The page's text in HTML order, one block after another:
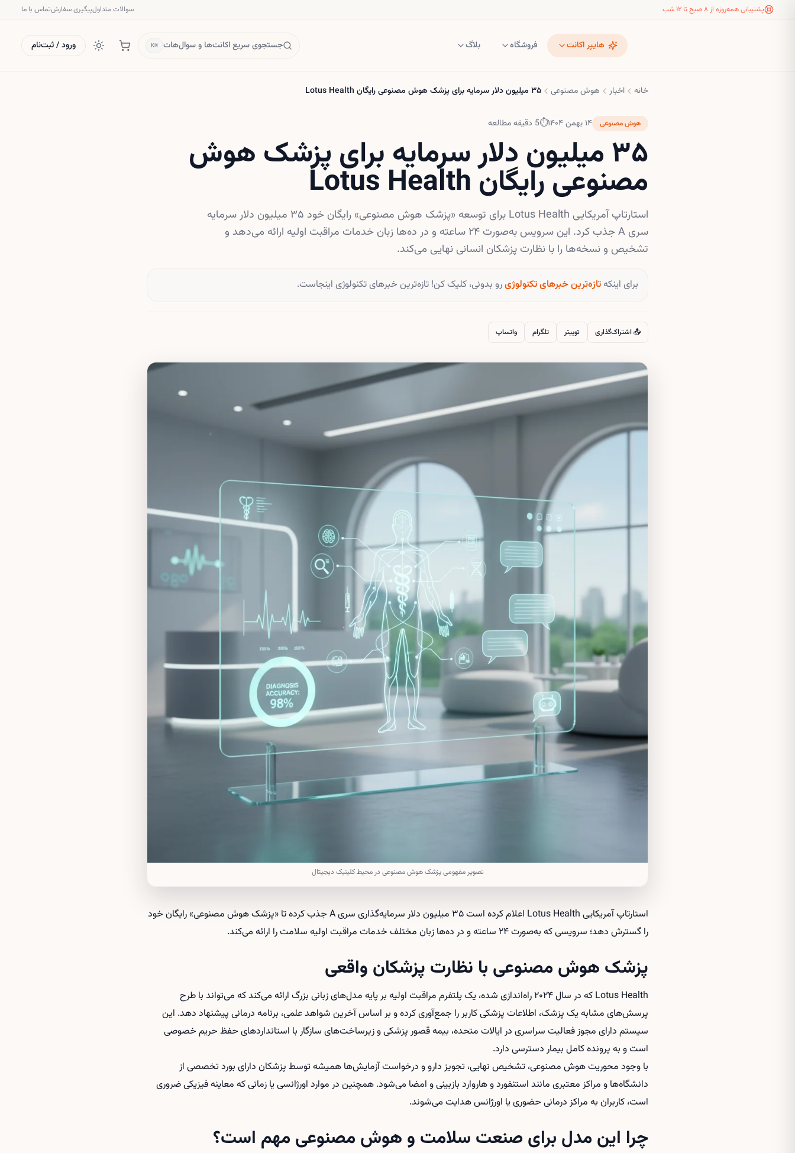
پشتیبانی همه‌روزه از ۸ صبح تا ۱۲ شب سوالات متداولپیگیری سفارشتماس با ما
هایپر اکانت فروشگاه بلاگ جستجوی سریع اکانت‌ها و سوال‌هات ⌘K ورود / ثبت‌نام
خانه اخبار هوش مصنوعی ۳۵ میلیون دلار سرمایه‌ برای پزشک هوش مصنوعی رایگان Lotus Health
هوش مصنوعی ۱۴ بهمن ۱۴۰۴ ⏱
5 دقیقه مطالعه
۳۵ میلیون دلار سرمایه‌ برای پزشک هوش
مصنوعی رایگان Lotus Health
استارتاپ آمریکایی Lotus Health برای توسعه «پزشک هوش مصنوعی» رایگان خود ۳۵ میلیون دلار سرمایه
سری A جذب کرد. این سرویس به‌صورت ۲۴ ساعته و در ده‌ها زبان خدمات مراقبت اولیه ارائه می‌دهد و
تشخیص و نسخه‌ها را با نظارت پزشکان انسانی نهایی می‌کند.
برای اینکهتازه‌ترین خبرهای تکنولوژیرو بدونی، کلیک کن! تازه‌ترین خبرهای تکنولوژی اینجاست.
📤 اشتراک‌گذاری توییتر تلگرام واتساپ
تصویر مفهومی پزشک هوش مصنوعی در محیط کلینیک دیجیتال
استارتاپ آمریکایی Lotus Health اعلام کرده است ۳۵ میلیون دلار سرمایه‌گذاری سری A جذب کرده تا «پزشک هوش مصنوعی» رایگان خود
را گسترش دهد؛ سرویسی که به‌صورت ۲۴ ساعته و در ده‌ها زبان مختلف خدمات مراقبت اولیه سلامت را ارائه می‌کند.
پزشک هوش مصنوعی با نظارت پزشکان واقعی
Lotus Health که در سال ۲۰۲۴ راه‌اندازی شده، یک پلتفرم مراقبت اولیه بر پایه مدل‌های زبانی بزرگ ارائه می‌کند که می‌تواند با طرح
پرسش‌های مشابه یک پزشک، اطلاعات پزشکی کاربر را جمع‌آوری کرده و بر اساس آخرین شواهد علمی، برنامه درمانی پیشنهاد دهد. این
سیستم دارای مجوز فعالیت سراسری در ایالات متحده، بیمه قصور پزشکی و زیرساخت‌های سازگار با استانداردهای حفظ حریم خصوصی
است و به پرونده کامل بیمار دسترسی دارد.
با وجود محوریت هوش مصنوعی، تشخیص نهایی، تجویز دارو و درخواست آزمایش‌ها همیشه توسط پزشکان دارای بورد تخصصی از
دانشگاه‌ها و مراکز معتبری مانند استنفورد و هاروارد بازبینی و امضا می‌شود. همچنین در موارد اورژانسی یا زمانی که معاینه فیزیکی ضروری
است، کاربران به مراکز درمانی حضوری یا اورژانس هدایت می‌شوند.
چرا این مدل برای صنعت سلامت و هوش مصنوعی مهم است؟